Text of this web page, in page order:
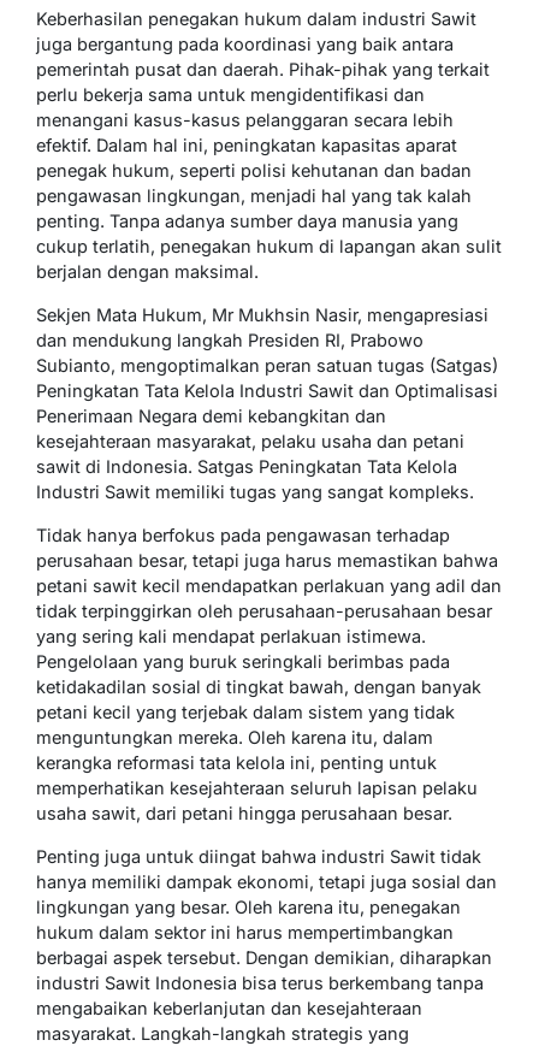
Keberhasilan penegakan hukum dalam industri Sawit
juga bergantung pada koordinasi yang baik antara
pemerintah pusat dan daerah. Pihak-pihak yang terkait
perlu bekerja sama untuk mengidentifikasi dan
menangani kasus-kasus pelanggaran secara lebih
efektif. Dalam hal ini, peningkatan kapasitas aparat
penegak hukum, seperti polisi kehutanan dan badan
pengawasan lingkungan, menjadi hal yang tak kalah
penting. Tanpa adanya sumber daya manusia yang
cukup terlatih, penegakan hukum di lapangan akan sulit
berjalan dengan maksimal.
Sekjen Mata Hukum, Mr Mukhsin Nasir, mengapresiasi
dan mendukung langkah Presiden RI, Prabowo
Subianto, mengoptimalkan peran satuan tugas (Satgas)
Peningkatan Tata Kelola Industri Sawit dan Optimalisasi
Penerimaan Negara demi kebangkitan dan
kesejahteraan masyarakat, pelaku usaha dan petani
sawit di Indonesia. Satgas Peningkatan Tata Kelola
Industri Sawit memiliki tugas yang sangat kompleks.
Tidak hanya berfokus pada pengawasan terhadap
perusahaan besar, tetapi juga harus memastikan bahwa
petani sawit kecil mendapatkan perlakuan yang adil dan
tidak terpinggirkan oleh perusahaan-perusahaan besar
yang sering kali mendapat perlakuan istimewa.
Pengelolaan yang buruk seringkali berimbas pada
ketidakadilan sosial di tingkat bawah, dengan banyak
petani kecil yang terjebak dalam sistem yang tidak
menguntungkan mereka. Oleh karena itu, dalam
kerangka reformasi tata kelola ini, penting untuk
memperhatikan kesejahteraan seluruh lapisan pelaku
usaha sawit, dari petani hingga perusahaan besar.
Penting juga untuk diingat bahwa industri Sawit tidak
hanya memiliki dampak ekonomi, tetapi juga sosial dan
lingkungan yang besar. Oleh karena itu, penegakan
hukum dalam sektor ini harus mempertimbangkan
berbagai aspek tersebut. Dengan demikian, diharapkan
industri Sawit Indonesia bisa terus berkembang tanpa
mengabaikan keberlanjutan dan kesejahteraan
masyarakat. Langkah-langkah strategis yang